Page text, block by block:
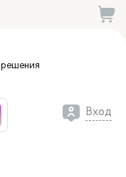
решения
Вход